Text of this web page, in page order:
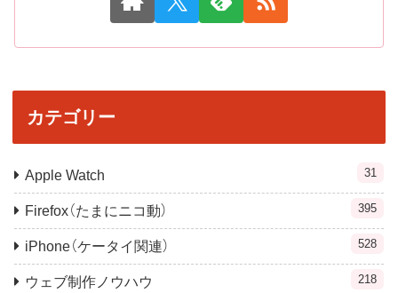
カテゴリー
Apple Watch 31
Firefox（たまにニコ動） 395
iPhone（ケータイ関連） 528
ウェブ制作ノウハウ 218